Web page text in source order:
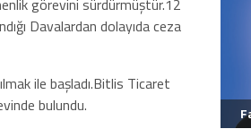
görevini sürdürmüştür.12
Davalardan dolayıda ceza
ile başladı.Bitlis Ticaret
bulundu.